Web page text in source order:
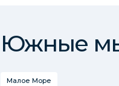
Южные
Малое Море